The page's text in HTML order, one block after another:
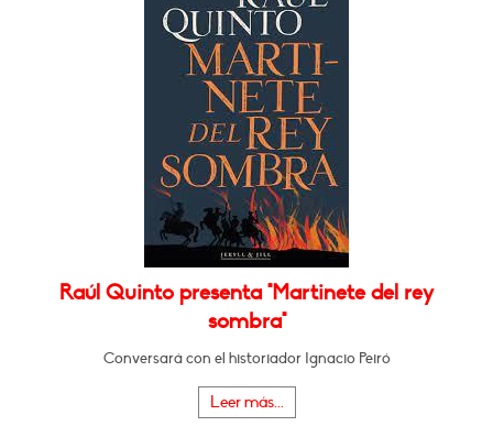
Raúl Quinto presenta "Martinete del rey
sombra"
Conversará con el historiador Ignacio Peiró
Leer más...